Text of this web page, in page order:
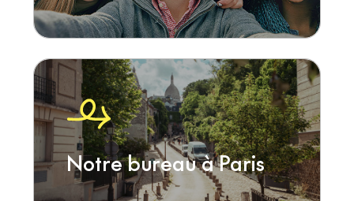
Notre bureau à Paris